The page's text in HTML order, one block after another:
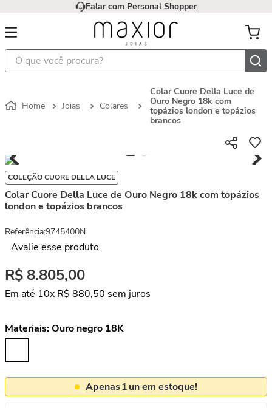
Falar com Personal Shopper
O que você procura?
Joias Colares
Colar Cuore Della Luce de
Ouro Negro 18k com
topázios london e topázios
brancos
COLEÇÃO CUORE DELLA LUCE
Colar Cuore Della Luce de Ouro Negro 18k com topázios
london e topázios brancos
Referência:9745400N
Avalie esse produto
R$ 8.805,00
Em até 10x R$ 880,50 sem juros
Materiais:Ouro negro 18K
Apenas1un em estoque!